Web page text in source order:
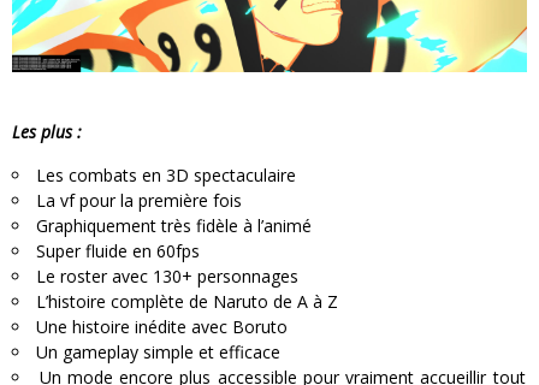
Les plus :
Les combats en 3D spectaculaire
La vf pour la première fois
Graphiquement très fidèle à l’animé
Super fluide en 60fps
Le roster avec 130+ personnages
L’histoire complète de Naruto de A à Z
Une histoire inédite avec Boruto
Un gameplay simple et efficace
Un mode encore plus accessible pour vraiment accueillir tout